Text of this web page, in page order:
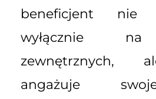
beneficjent nie
wyłącznie na
zewnętrznych,
angażuje